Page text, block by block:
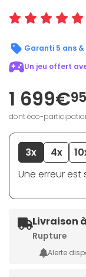
Garanti 5 ans &
Un jeu offert
1 699€95
dont éco-
3x 4x
Une erreur est
Livraison
Rupture
Alerte